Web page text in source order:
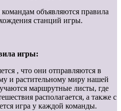
объявляются правила
станций игры.
игры:
, что они отправляются в
и растительному миру нашей
маршрутные листы, где
располагается, а также с
игра у каждой команды.